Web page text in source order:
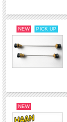
NEW PICK UP
NEW